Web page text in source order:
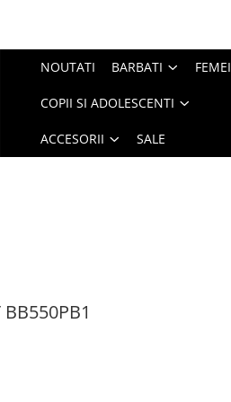
NOUTATI BARBATI FEMEI
COPII SI ADOLESCENTI
ACCESORII SALE